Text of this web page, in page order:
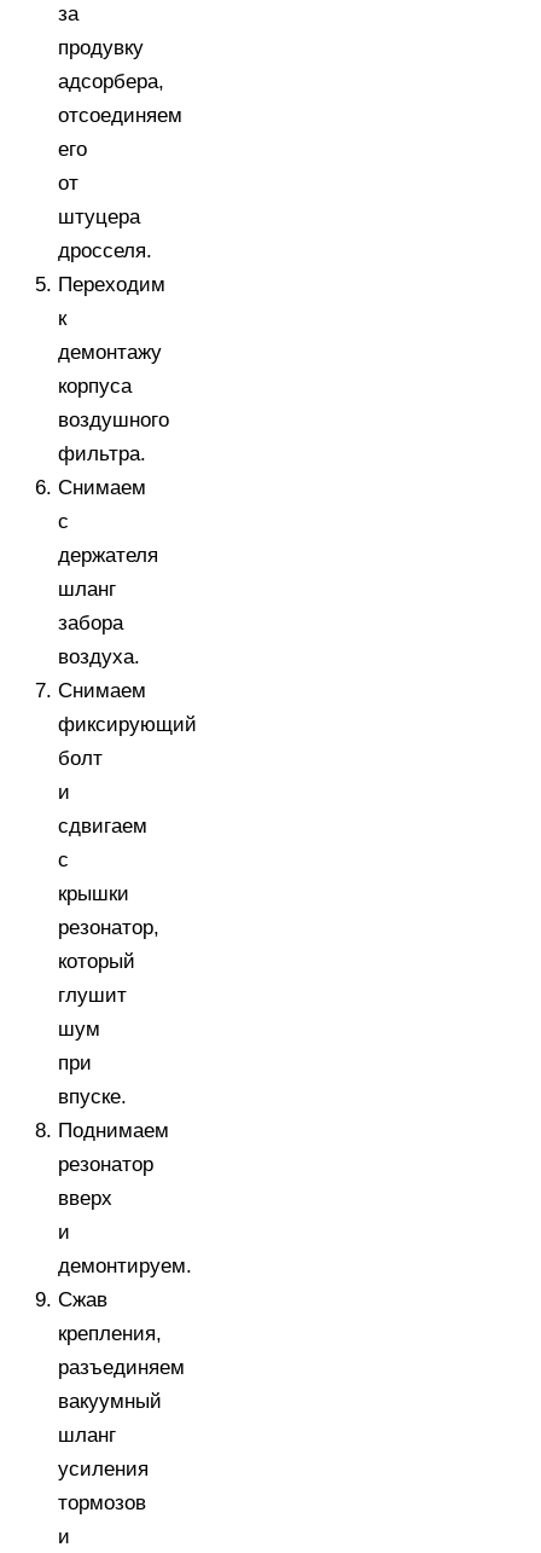
за
продувку
адсорбера,
отсоединяем
его
от
штуцера
дросселя.
Переходим
к
демонтажу
корпуса
воздушного
фильтра.
Снимаем
с
держателя
шланг
забора
воздуха.
Снимаем
фиксирующий
болт
и
сдвигаем
с
крышки
резонатор,
который
глушит
шум
при
впуске.
Поднимаем
резонатор
вверх
и
демонтируем.
Сжав
крепления,
разъединяем
вакуумный
шланг
усиления
тормозов
и